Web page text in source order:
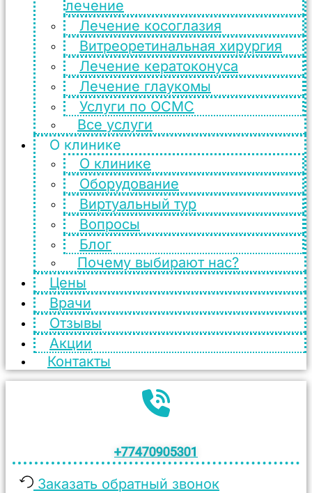
лечение
Лечение косоглазия
Витреоретинальная хирургия
Лечение кератоконуса
Лечение глаукомы
Услуги по ОСМС
Все услуги
О клинике
О клинике
Оборудование
Виртуальный тур
Вопросы
Блог
Почему выбирают нас?
Цены
Врачи
Отзывы
Акции
Контакты
+77470905301
Заказать обратный звонок